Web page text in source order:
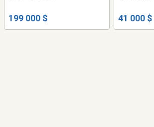
199 000 $ 41 000 $